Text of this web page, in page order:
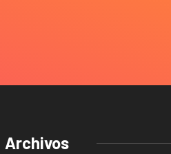
Archivos